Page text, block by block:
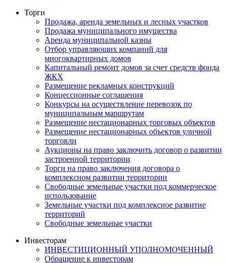
Торги
Продажа, аренда земельных и лесных участков
Продажа муниципального имущества
Аренда муниципальной казны
Отбор управляющих компаний для
многоквартирных домов
Капитальный ремонт домов за счет средств фонда
ЖКХ
Размещение рекламных конструкций
Концессионные соглашения
Конкурсы на осуществление перевозок по
муниципальным маршрутам
Размещение нестационарных торговых объектов
Размещение нестационарных объектов уличной
торговли
Аукционы на право заключить договор о развитии
застроенной территории
Торги на право заключения договора о
комплексном развитии территории
Свободные земельные участки под коммерческое
использование
Земельные участки под комплексное развитие
территорий
Свободные земельные участки
Инвесторам
ИНВЕСТИЦИОННЫЙ УПОЛНОМОЧЕННЫЙ
Обращение к инвесторам